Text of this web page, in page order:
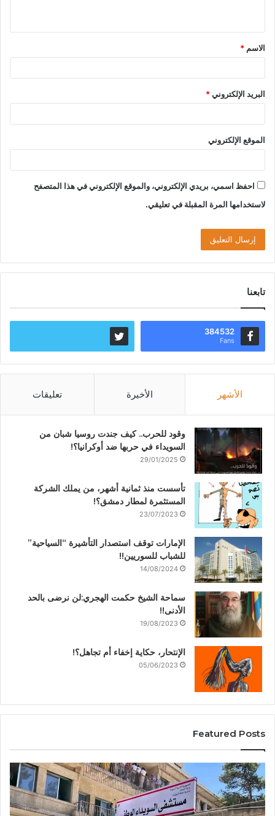
ق
*
الاسم *
البريد الإلكتروني*
الموقع الإلكتروني
احفظ اسمي، بريدي الإلكتروني، والموقع الإلكتروني في هذا المتصفح
لاستخدامها المرة المقبلة في تعليقي.
تابعنا
384532
Fans
الأشهر الأخيرة تعليقات
وقود للحرب.. كيف جندت روسيا شبان من
السويداء في حربها ضد أوكرانيا؟!
29/01/2025
تأسست منذ ثمانية أشهر، من يملك الشركة
المستثمرة لمطار دمشق؟!
23/07/2023
الإمارات توقف استصدار التأشيرة “السياحية”
للشباب للسوريين!!
14/08/2024
سماحة الشيخ حكمت الهجري:لن نرضى بالحد
الأدنى!!
19/08/2023
الإنتحار، حكاية إخفاء أم تجاهل؟!
05/06/2023
Featured Posts